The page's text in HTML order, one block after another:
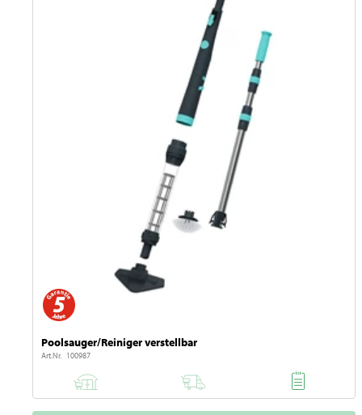
Poolsauger/Reiniger verstellbar
Art.Nr. 100987